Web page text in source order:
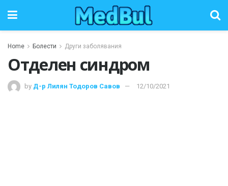
Home Болести Други заболявания
Отделен синдром
by Д-р Лилян Тодоров Савов 12/10/2021